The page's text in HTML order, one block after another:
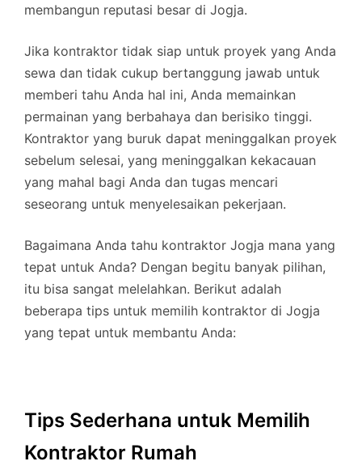
membangun reputasi besar di Jogja.
Jika kontraktor tidak siap untuk proyek yang Anda
sewa dan tidak cukup bertanggung jawab untuk
memberi tahu Anda hal ini, Anda memainkan
permainan yang berbahaya dan berisiko tinggi.
Kontraktor yang buruk dapat meninggalkan proyek
sebelum selesai, yang meninggalkan kekacauan
yang mahal bagi Anda dan tugas mencari
seseorang untuk menyelesaikan pekerjaan.
Bagaimana Anda tahu kontraktor Jogja mana yang
tepat untuk Anda? Dengan begitu banyak pilihan,
itu bisa sangat melelahkan. Berikut adalah
beberapa tips untuk memilih kontraktor di Jogja
yang tepat untuk membantu Anda:
Tips Sederhana untuk Memilih
Kontraktor Rumah